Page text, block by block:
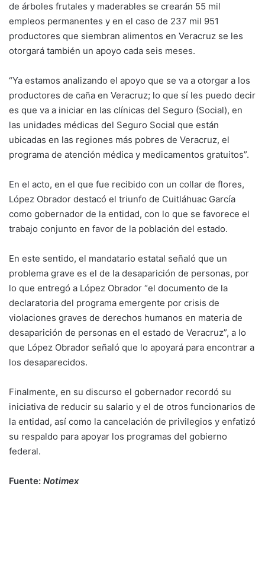
de árboles frutales y maderables se crearán 55 mil
empleos permanentes y en el caso de 237 mil 951
productores que siembran alimentos en Veracruz se les
otorgará también un apoyo cada seis meses.
“Ya estamos analizando el apoyo que se va a otorgar a los
productores de caña en Veracruz; lo que sí les puedo decir
es que va a iniciar en las clínicas del Seguro (Social), en
las unidades médicas del Seguro Social que están
ubicadas en las regiones más pobres de Veracruz, el
programa de atención médica y medicamentos gratuitos”.
En el acto, en el que fue recibido con un collar de flores,
López Obrador destacó el triunfo de Cuitláhuac García
como gobernador de la entidad, con lo que se favorece el
trabajo conjunto en favor de la población del estado.
En este sentido, el mandatario estatal señaló que un
problema grave es el de la desaparición de personas, por
lo que entregó a López Obrador “el documento de la
declaratoria del programa emergente por crisis de
violaciones graves de derechos humanos en materia de
desaparición de personas en el estado de Veracruz”, a lo
que López Obrador señaló que lo apoyará para encontrar a
los desaparecidos.
Finalmente, en su discurso el gobernador recordó su
iniciativa de reducir su salario y el de otros funcionarios de
la entidad, así como la cancelación de privilegios y enfatizó
su respaldo para apoyar los programas del gobierno
federal.
Fuente: Notimex